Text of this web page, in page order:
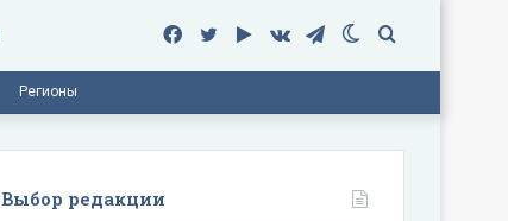
Поиск
Switch
Telegram
vk.com
Google
Twitter
Facebook
Регионы
Выбор редакции